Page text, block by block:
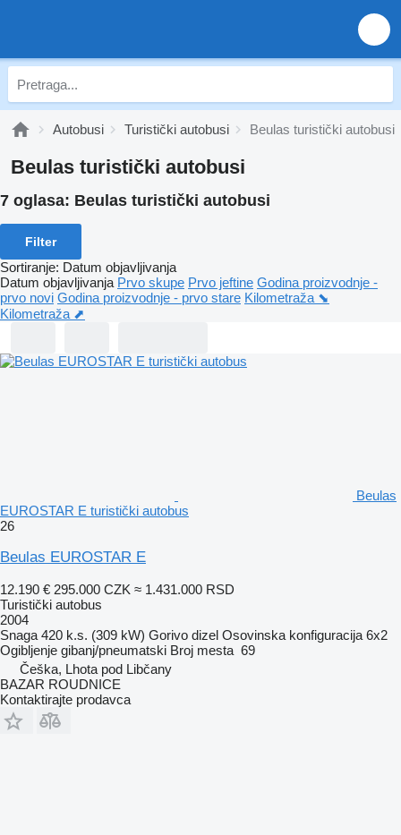
Autobusi Turistički autobusi Beulas turistički autobusi
Beulas turistički autobusi
7 oglasa: Beulas turistički autobusi
Filter
Sortiranje: Datum objavljivanja
Datum objavljivanja Prvo skupe Prvo jeftine Godina proizvodnje -
prvo novi Godina proizvodnje - prvo stare Kilometraža ⬊
Kilometraža ⬈
Beulas
EUROSTAR E turistički autobus
26
Beulas EUROSTAR E
12.190 € 295.000 CZK ≈ 1.431.000 RSD
Turistički autobus
2004
Snaga 420 k.s. (309 kW) Gorivo dizel Osovinska konfiguracija 6x2
Ogibljenje gibanj/pneumatski Broj mesta 69
Češka, Lhota pod Libčany
BAZAR ROUDNICE
Kontaktirajte prodavca